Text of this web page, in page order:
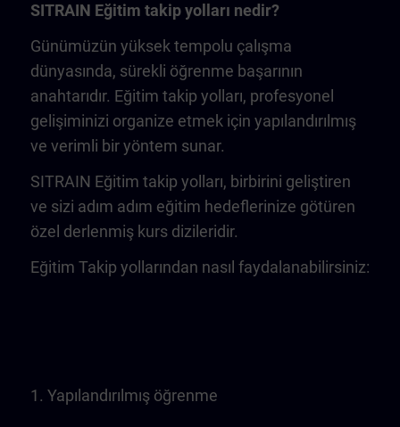
SITRAIN Eğitim takip yolları nedir?
Günümüzün yüksek tempolu çalışma
dünyasında, sürekli öğrenme başarının
anahtarıdır. Eğitim takip yolları, profesyonel
gelişiminizi organize etmek için yapılandırılmış
ve verimli bir yöntem sunar.
SITRAIN Eğitim takip yolları, birbirini geliştiren
ve sizi adım adım eğitim hedeflerinize götüren
özel derlenmiş kurs dizileridir.
Eğitim Takip yollarından nasıl faydalanabilirsiniz:
1. Yapılandırılmış öğrenme